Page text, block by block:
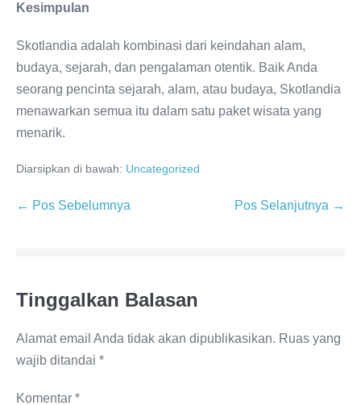
Kesimpulan
Skotlandia adalah kombinasi dari keindahan alam,
budaya, sejarah, dan pengalaman otentik. Baik Anda
seorang pencinta sejarah, alam, atau budaya, Skotlandia
menawarkan semua itu dalam satu paket wisata yang
menarik.
Diarsipkan di bawah: Uncategorized
Navigasi
← Pos Sebelumnya Pos Selanjutnya →
Tinggalkan Balasan
Alamat email Anda tidak akan dipublikasikan. Ruas yang
wajib ditandai *
Komentar *